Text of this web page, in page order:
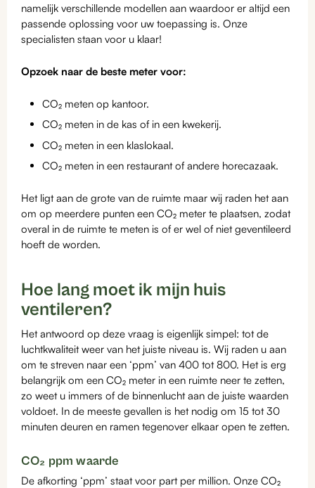
namelijk verschillende modellen aan waardoor er altijd een
passende oplossing voor uw toepassing is. Onze
specialisten staan voor u klaar!
Opzoek naar de beste meter voor:
CO₂ meten op kantoor.
CO₂ meten in de kas of in een kwekerij.
CO₂ meten in een klaslokaal.
CO₂ meten in een restaurant of andere horecazaak.
Het ligt aan de grote van de ruimte maar wij raden het aan
om op meerdere punten een CO₂ meter te plaatsen, zodat
overal in de ruimte te meten is of er wel of niet geventileerd
hoeft de worden.
Hoe lang moet ik mijn huis
ventileren?
Het antwoord op deze vraag is eigenlijk simpel: tot de
luchtkwaliteit weer van het juiste niveau is. Wij raden u aan
om te streven naar een ‘ppm’ van 400 tot 800. Het is erg
belangrijk om een CO₂ meter in een ruimte neer te zetten,
zo weet u immers of de binnenlucht aan de juiste waarden
voldoet. In de meeste gevallen is het nodig om 15 tot 30
minuten deuren en ramen tegenover elkaar open te zetten.
CO₂ ppm waarde
De afkorting ‘ppm’ staat voor part per million. Onze CO₂